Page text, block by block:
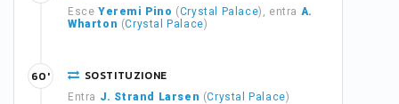
Esce Yeremi Pino (Crystal Palace), entra A.
Wharton (Crystal Palace)
SOSTITUZIONE
Entra J. Strand Larsen (Crystal Palace)
60'